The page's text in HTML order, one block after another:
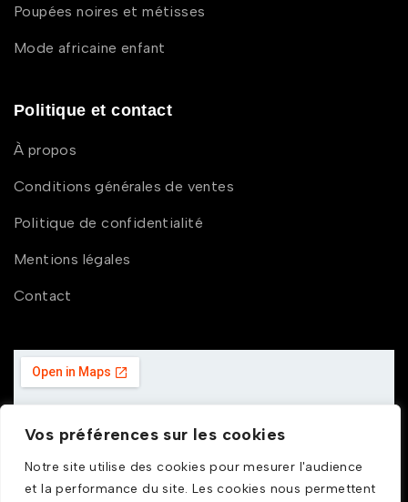
Vos préférences sur les cookies
Notre site utilise des cookies pour mesurer l'audience
et la performance du site. Les cookies nous permettent
Poupées noires et métisses
Mode africaine enfant
Politique et contact
À propos
Conditions générales de ventes
Politique de confidentialité
Mentions légales
Contact